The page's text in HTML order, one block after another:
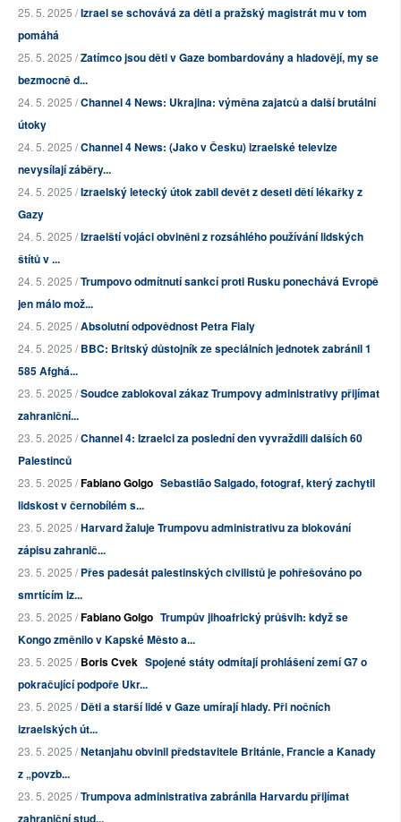
25. 5. 2025 /Izrael se schovává za děti a pražský magistrát mu v tom
pomáhá
25. 5. 2025 /Zatímco jsou děti v Gaze bombardovány a hladovějí, my se
bezmocně d...
24. 5. 2025 /Channel 4 News: Ukrajina: výměna zajatců a další brutální
útoky
24. 5. 2025 /Channel 4 News: (Jako v Česku) izraelské televize
nevysílají záběry...
24. 5. 2025 /Izraelský letecký útok zabil devět z deseti dětí lékařky z
Gazy
24. 5. 2025 /Izraelští vojáci obviněni z rozsáhlého používání lidských
štítů v ...
24. 5. 2025 /Trumpovo odmítnutí sankcí proti Rusku ponechává Evropě
jen málo mož...
24. 5. 2025 /Absolutní odpovědnost Petra Fialy
24. 5. 2025 /BBC: Britský důstojník ze speciálních jednotek zabránil 1
585 Afghá...
23. 5. 2025 /Soudce zablokoval zákaz Trumpovy administrativy přijímat
zahraniční...
23. 5. 2025 /Channel 4: Izraelci za poslední den vyvraždili dalších 60
Palestinců
23. 5. 2025 /Fabiano Golgo Sebastião Salgado, fotograf, který zachytil
lidskost v černobílém s...
23. 5. 2025 /Harvard žaluje Trumpovu administrativu za blokování
zápisu zahranič...
23. 5. 2025 /Přes padesát palestinských civilistů je pohřešováno po
smrtícím iz...
23. 5. 2025 /Fabiano Golgo Trumpův jihoafrický průšvih: když se
Kongo změnilo v Kapské Město a...
23. 5. 2025 /Boris Cvek Spojené státy odmítají prohlášení zemí G7 o
pokračující podpoře Ukr...
23. 5. 2025 /Děti a starší lidé v Gaze umírají hlady. Při nočních
izraelských út...
23. 5. 2025 /Netanjahu obvinil představitele Británie, Francie a Kanady
z „povzb...
23. 5. 2025 /Trumpova administrativa zabránila Harvardu přijímat
zahraniční stud...